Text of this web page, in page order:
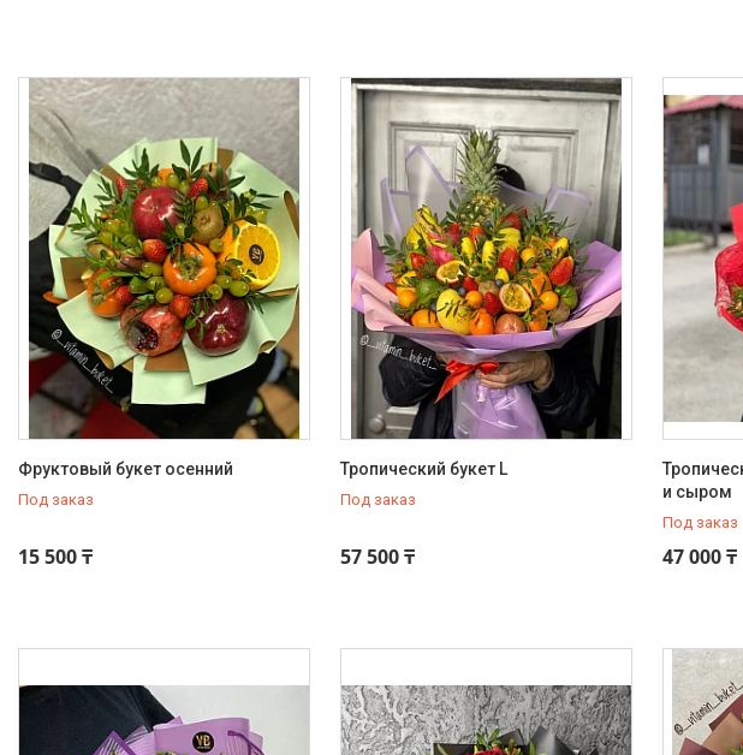
Фруктовый букет осенний
Под заказ
15 500 ₸
Тропический букет L
Под заказ
57 500 ₸
и сыром
Под заказ
47 000 ₸